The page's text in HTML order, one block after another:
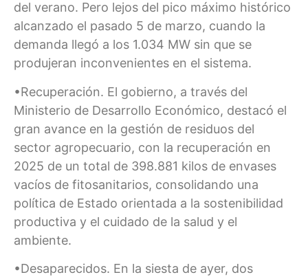
del verano. Pero lejos del pico máximo histórico
alcanzado el pasado 5 de marzo, cuando la
demanda llegó a los 1.034 MW sin que se
produjeran inconvenientes en el sistema.
•Recuperación. El gobierno, a través del
Ministerio de Desarrollo Económico, destacó el
gran avance en la gestión de residuos del
sector agropecuario, con la recuperación en
2025 de un total de 398.881 kilos de envases
vacíos de fitosanitarios, consolidando una
política de Estado orientada a la sostenibilidad
productiva y el cuidado de la salud y el
ambiente.
•Desaparecidos. En la siesta de ayer, dos